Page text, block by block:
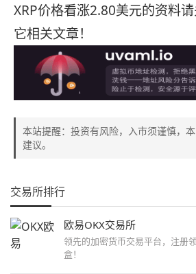
XRP价格看涨2.80美元的资料
它相关文章！
本站提醒：投资有风险，入市须谨慎，
建议。
交易所排行
欧易OKX交易所
领先的加密货币交易平台，注册
盒！